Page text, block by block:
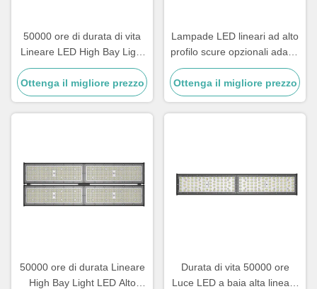
50000 ore di durata di vita
Lineare LED High Bay Light
in 100W 120W 150W 200W
240W e 300W Opzioni di
potenza per illuminazione
industriale
Ottenga il migliore prezzo
Lampade LED lineari ad alto
profilo scure opzionali adatte
a progetti di illuminazione
industriale e commerciale
Ottenga il migliore prezzo
50000 ore di durata Lineare
High Bay Light LED Alto
Durata di vita 50000 ore
Luce LED a baia alta lineare